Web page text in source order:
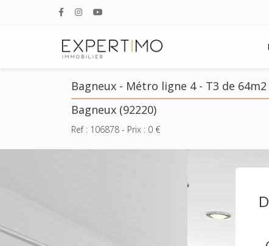
Bagneux - Métro ligne 4 - T3 de
Bagneux (92220)
Ref : 106878 - Prix : 0 €